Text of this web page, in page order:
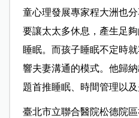
童心理發展專家程大洲也
要讓太太多休息，產生足
睡眠。而孩子睡眠不定時
響夫妻溝通的模式。他歸
題首推睡眠、時間管理以及
臺北市立聯合醫院松德院